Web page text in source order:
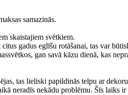
samazinās.
skaistajiem svētkiem.
gadus eglīšu rotāšanai, tas var
gan savā kāzu dienā, kas
tas lieliski papildinās telpu ar
neradīs nekādu problēmu. Šīs laiks